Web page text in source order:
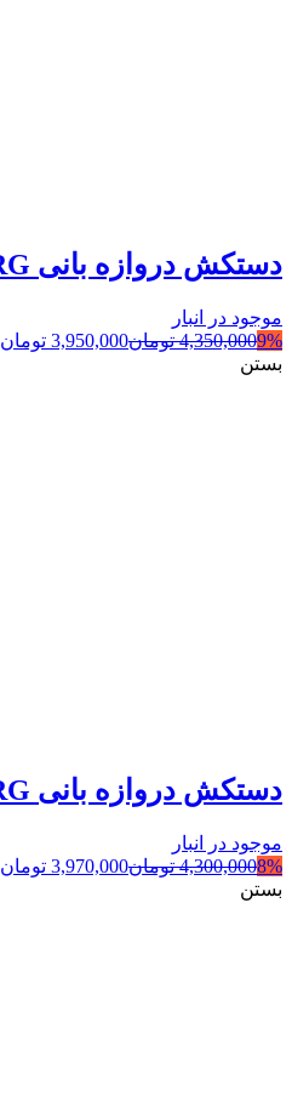
دستکش دروازه بانی RG
موجود در انبار
9%
4,350,000 تومان3,950,000 تومان
بستن
دستکش دروازه بانی RG
موجود در انبار
8%
4,300,000 تومان3,970,000 تومان
بستن